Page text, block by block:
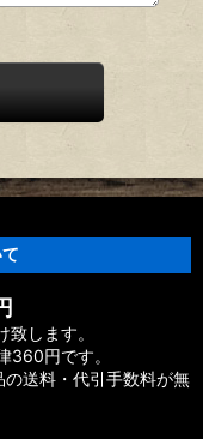
します。
360円です。
送料・代引手数料が無